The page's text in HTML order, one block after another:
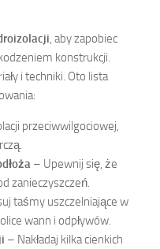
, aby zapobiec
konstrukcji.
i techniki. Oto lista
przeciwwilgociowej,
– Upewnij się, że
zanieczyszczeń.
taśmy uszczelniające w
wann i odpływów.
– Nakładaj kilka cienkich